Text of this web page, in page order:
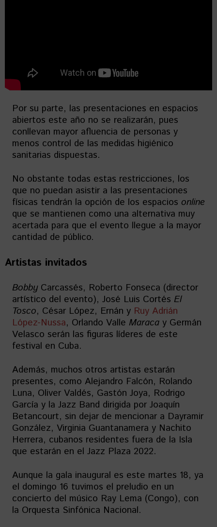
Por su parte, las presentaciones en espacios
abiertos este año no se realizarán, pues
conllevan mayor afluencia de personas y
menos control de las medidas higiénico
sanitarias dispuestas.
No obstante todas estas restricciones, los
que no puedan asistir a las presentaciones
físicas tendrán la opción de los espacios online
que se mantienen como una alternativa muy
acertada para que el evento llegue a la mayor
cantidad de público.
Artistas invitados
BobbyCarcassés, Roberto Fonseca (director
artístico del evento), José Luis Cortés El
Tosco, César López, Ernán y Ruy Adrián
López-Nussa, Orlando Valle Maraca y Germán
Velasco serán las figuras líderes de este
festival en Cuba.
Además, muchos otros artistas estarán
presentes, como Alejandro Falcón, Rolando
Luna, Oliver Valdés, Gastón Joya, Rodrigo
García y la Jazz Band dirigida por Joaquín
Betancourt, sin dejar de mencionar a Dayramir
González, Virginia Guantanamera y Nachito
Herrera, cubanos residentes fuera de la Isla
que estarán en el Jazz Plaza 2022.
Aunque la gala inaugural es este martes 18, ya
el domingo 16 tuvimos el preludio en un
concierto del músico Ray Lema (Congo), con
la Orquesta Sinfónica Nacional.